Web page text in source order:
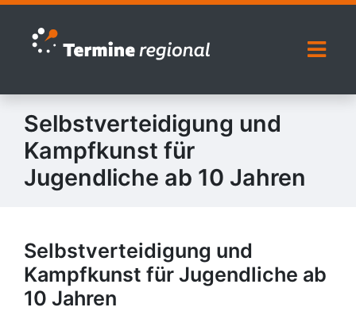
Zur Navigation springen
Zum Inhalt springen
Selbstverteidigung und
Kampfkunst für
Jugendliche ab 10 Jahren
Selbstverteidigung und
Kampfkunst für Jugendliche ab
10 Jahren